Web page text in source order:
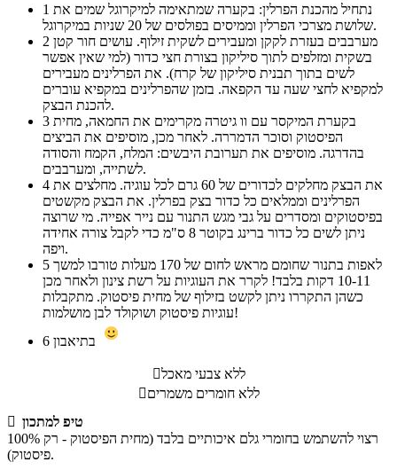
1
שלושת מצרכי הפרלין וממיסים בפולסים של 20 שניות במיקרוגל.
2
בשקית ומזלפים לתוך סיליקון בצורת חצי כדור (למי שאין אפשר
לשים בתוך תבנית סיליקון של קרח). את הפרלינים מעבירים
למקפיא לחצי שעה עד הקפאה. בזמן שהפרלינים במקפיא עוברים
להכנת הבצק.
3
הפיסטוק וסוכר הדמררה. לאחר מכן, מוסיפים את הביצים
בהדרגה. מוסיפים את תערובת היבשים: המלח, הקמח והסודה
לשתייה, ומערבבים.
4
הפרלינים וממלאים כל כדור בצק בפרלין. את הבצק מקשטים
בפיסטוקים ומסדרים על גבי מגש התנור עם נייר אפייה. מי שרוצה
ניתן לשים כל כדור ברינג בקוטר 8 ס"מ כדי לקבל צורה אחידה
ויפה.
5
10-11 דקות בלבד! לקרר את העוגיות על רשת צינון ולאחר מכן
כשהן התקררו ניתן לקשט בזילוף של מחית פיסטוק. מתקבלות
עוגיות פיסטוק ושוקולד לבן מושלמות!
6
ללא צבעי מאכל
ללא חומרים משמרים
 טיפ למתכון
רצוי להשתמש בחומרי גלם איכותיים בלבד (מחית הפיסטוק - רק 100%
פיסטוק).